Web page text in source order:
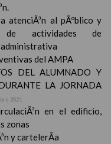
atenciÃ³n al pÃºblico y
de actividades de
del AMPA
DEL ALUMNADO Y
LA JORNADA
2021
en el edificio,
zonas
y cartelerÃ­a